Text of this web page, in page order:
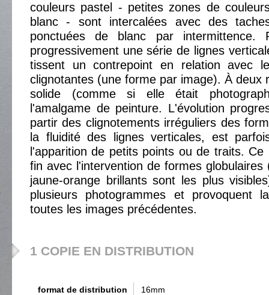
couleurs pastel - petites zones de
blanc - sont intercalées avec des
ponctuées de blanc par intermittence.
progressivement une série de lignes
tissent un contrepoint en relation avec
clignotantes (une forme par image). À deux
solide (comme si elle était
l'amalgame de peinture. L'évolution
partir des clignotements irréguliers des
la fluidité des lignes verticales, est
l'apparition de petits points ou de traits. Ce
fin avec l'intervention de formes globulaires
jaune-orange brillants sont les plus
plusieurs photogrammes et provoquent
toutes les images précédentes.
1 COPIE EN DISTRIBUTION
format de distribution
16mm